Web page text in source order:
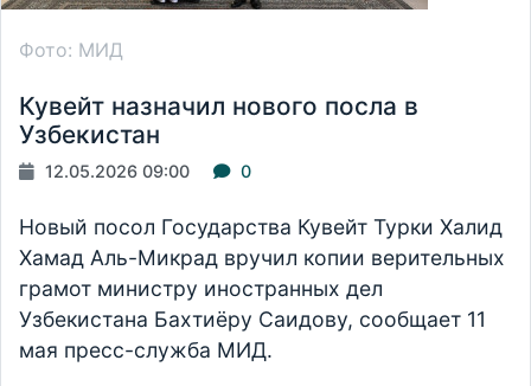
Фото: МИД
Кувейт назначил нового посла в
Узбекистан
12.05.2026 09:00 0
Новый посол Государства Кувейт Турки Халид
Хамад Аль-Микрад вручил копии верительных
грамот министру иностранных дел
Узбекистана Бахтиёру Саидову, сообщает 11
мая пресс-служба МИД.